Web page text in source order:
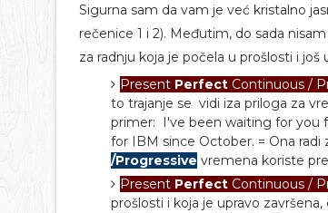
Sigurna sam da vam je već kristalno
rečenice 1 i 2). Međutim, do sada
za radnju koja je počela u prošlosti i
Present Perfect Continuous /
to trajanje se vidi iza priloga za
primer: I've been waiting for you
for IBM since October. = Ona
/Progressive vremena koriste
Present Perfect Continuous /
prošlosti i koja je upravo